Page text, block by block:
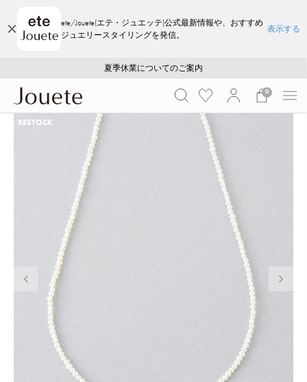
ete/Jouete(エテ・ジュエッテ)公式最新情報や、おすすめ
ジュエリースタイリングを発信。
表示する
採用のご案内
ご注文いただいたお品物のお届け状況について
夏季休業についてのご案内
WEB LIMITED ITEMS >>
採用のご案内
ご注文いただいたお品物のお届け状況について
0
前の画像
RESTOCK